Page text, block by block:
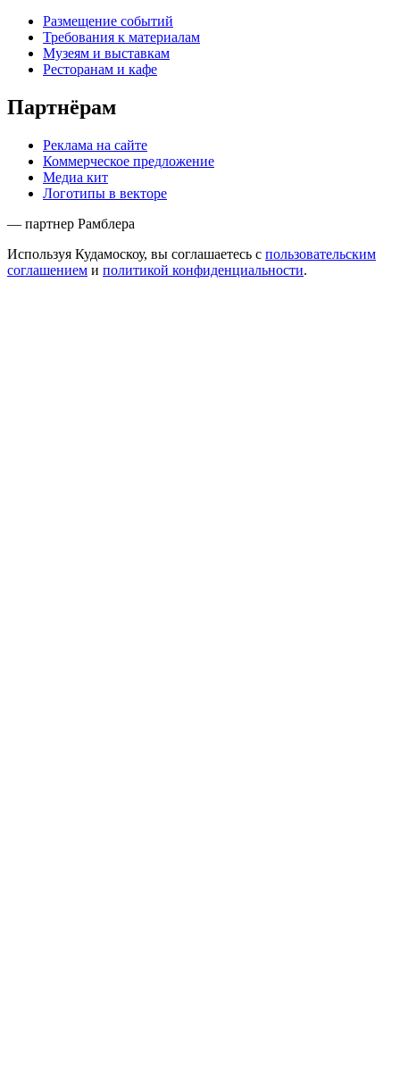
Размещение событий
Требования к материалам
Музеям и выставкам
Ресторанам и кафе
Партнёрам
Реклама на сайте
Коммерческое предложение
Медиа кит
Логотипы в векторе
— партнер Рамблера
Используя Кудамоскоу, вы соглашаетесь с пользовательским
соглашением и политикой конфиденциальности.